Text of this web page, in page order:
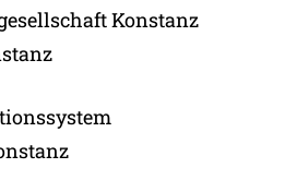
Konstanz